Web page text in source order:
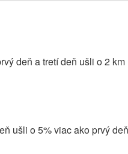
deň a tretí deň ušli o 2
ušli o 5% viac ako prvý